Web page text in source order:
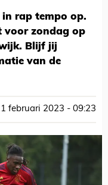
in rap tempo op.
voor zondag op
Blijf jij
van de
februari 2023 - 09:23